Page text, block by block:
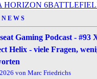
HORIZON 6
Gaming Podcast - #93
Helix - viele Fragen,
von Marc Friedrichs